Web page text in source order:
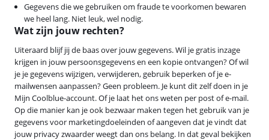
Gegevens die we gebruiken om fraude te voorkomen bewaren
we heel lang. Niet leuk, wel nodig.
Wat zijn jouw rechten?
Uiteraard blijf jij de baas over jouw gegevens. Wil je gratis inzage
krijgen in jouw persoonsgegevens en een kopie ontvangen? Of wil
je je gegevens wijzigen, verwijderen, gebruik beperken of je e-
mailwensen aanpassen? Geen probleem. Je kunt dit zelf doen in je
Mijn Coolblue-account. Of je laat het ons weten per post of e-mail.
Op die manier kan je ook bezwaar maken tegen het gebruik van je
gegevens voor marketingdoeleinden of aangeven dat je vindt dat
jouw privacy zwaarder weegt dan ons belang. In dat geval bekijken